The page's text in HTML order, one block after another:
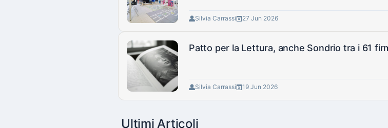
Silvia Carrassi 27 Jun 2026
Patto per la Lettura, anche Sondrio tra i 61
Silvia Carrassi 19 Jun 2026
Ultimi Articoli